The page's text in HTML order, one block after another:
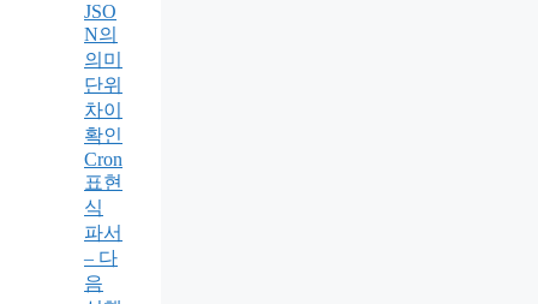
JSO
N의
의미
단위
차이
확인
Cron
표현
식
파서
– 다
음